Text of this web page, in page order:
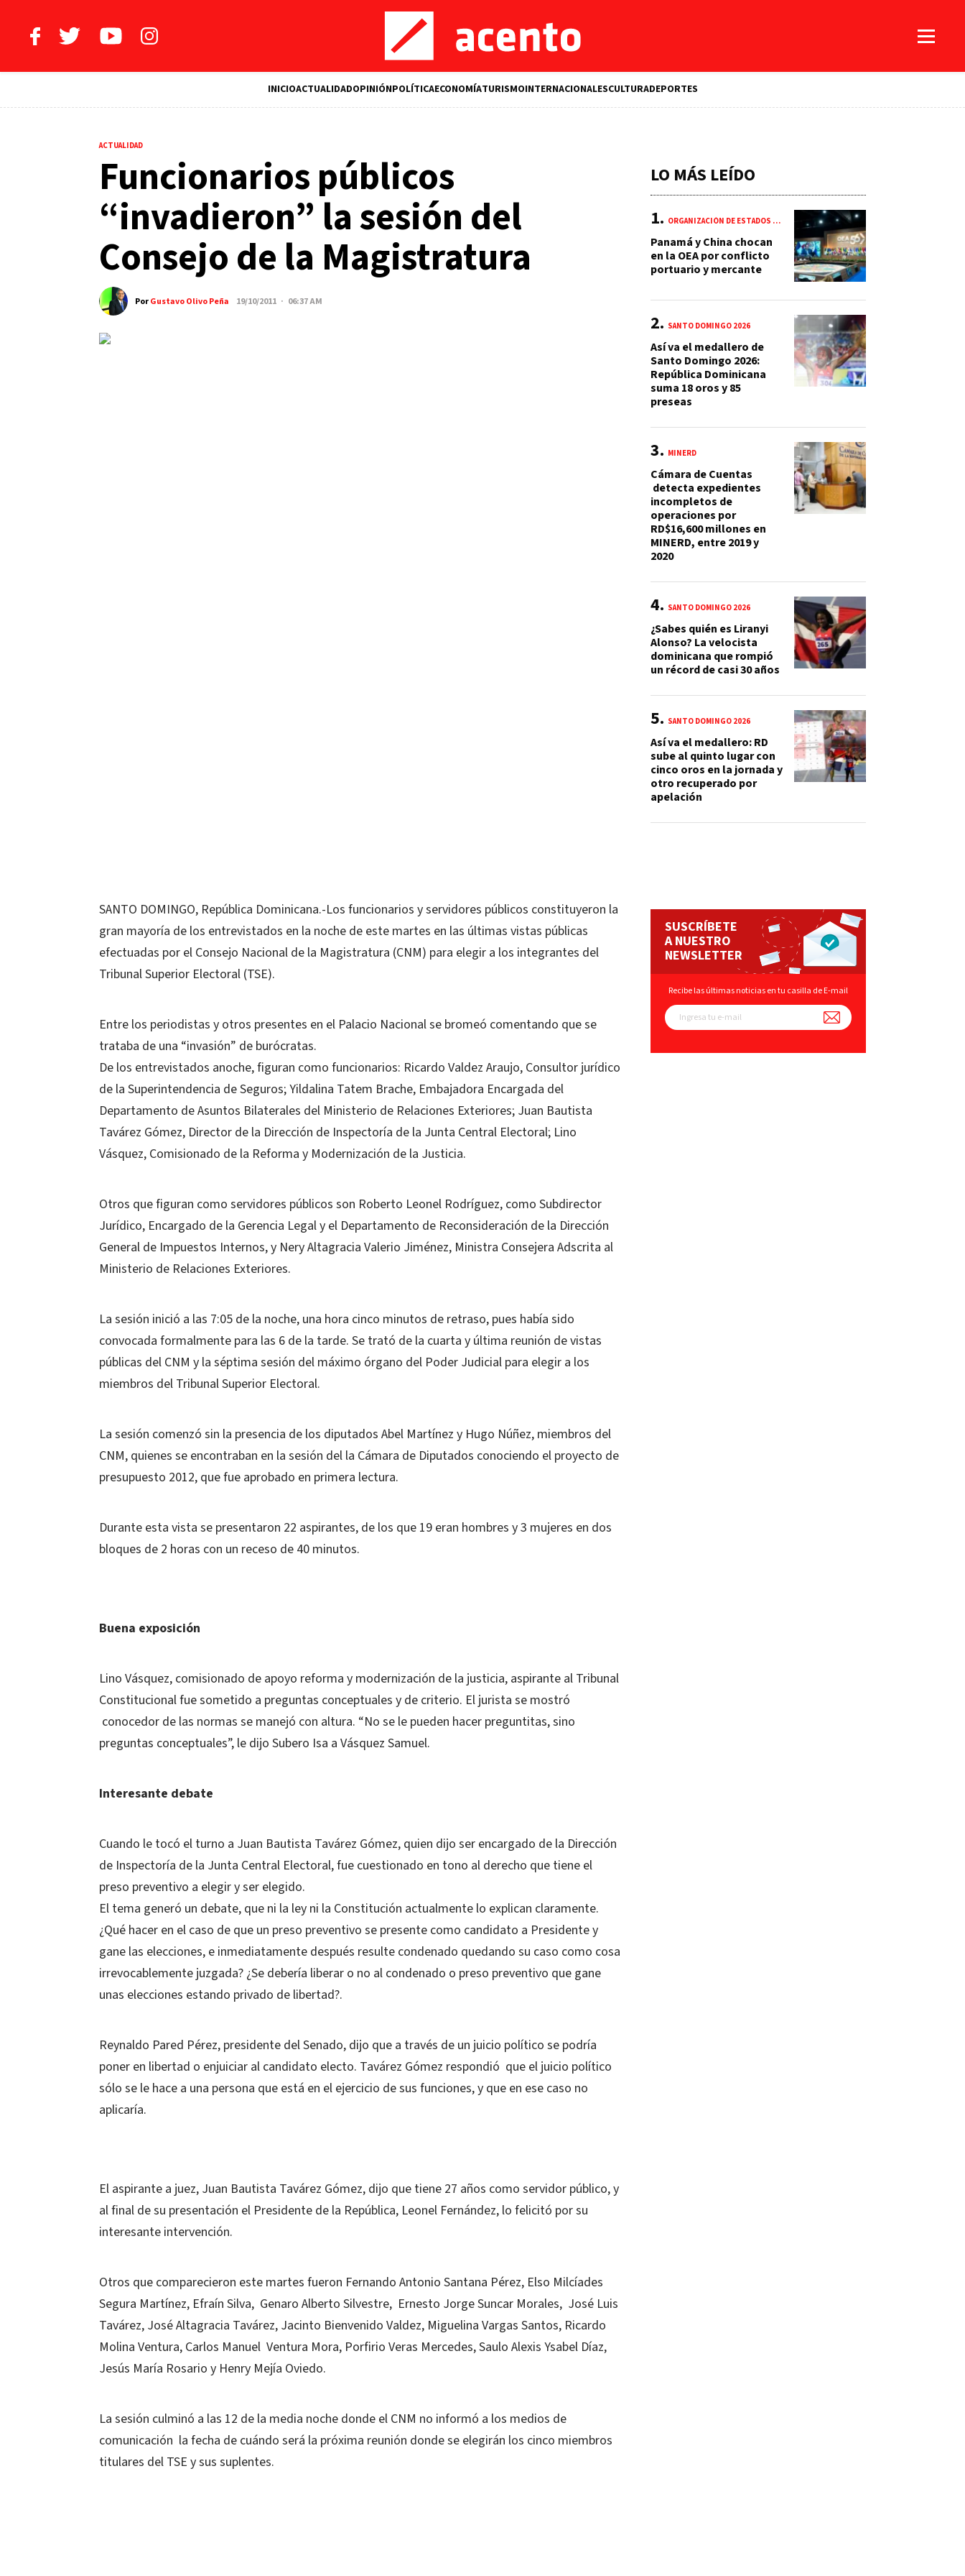
INICIOACTUALIDADOPINIÓNPOLÍTICAECONOMÍATURISMOINTERNACIONALESCULTURADEPORTES
ACTUALIDAD
Funcionarios públicos
“invadieron” la sesión del
Consejo de la Magistratura
PorGustavo Olivo Peña 19/10/2011 · 06:37 AM
SANTO DOMINGO, República Dominicana.-Los funcionarios y servidores públicos constituyeron la
gran mayoría de los entrevistados en la noche de este martes en las últimas vistas públicas
efectuadas por el Consejo Nacional de la Magistratura (CNM) para elegir a los integrantes del
Tribunal Superior Electoral (TSE).
Entre los periodistas y otros presentes en el Palacio Nacional se bromeó comentando que se
trataba de una “invasión” de burócratas.
De los entrevistados anoche, figuran como funcionarios: Ricardo Valdez Araujo, Consultor jurídico
de la Superintendencia de Seguros; Yildalina Tatem Brache, Embajadora Encargada del
Departamento de Asuntos Bilaterales del Ministerio de Relaciones Exteriores; Juan Bautista
Tavárez Gómez, Director de la Dirección de Inspectoría de la Junta Central Electoral; Lino
Vásquez, Comisionado de la Reforma y Modernización de la Justicia.
Otros que figuran como servidores públicos son Roberto Leonel Rodríguez, como Subdirector
Jurídico, Encargado de la Gerencia Legal y el Departamento de Reconsideración de la Dirección
General de Impuestos Internos, y Nery Altagracia Valerio Jiménez, Ministra Consejera Adscrita al
Ministerio de Relaciones Exteriores.
La sesión inició a las 7:05 de la noche, una hora cinco minutos de retraso, pues había sido
convocada formalmente para las 6 de la tarde. Se trató de la cuarta y última reunión de vistas
públicas del CNM y la séptima sesión del máximo órgano del Poder Judicial para elegir a los
miembros del Tribunal Superior Electoral.
La sesión comenzó sin la presencia de los diputados Abel Martínez y Hugo Núñez, miembros del
CNM, quienes se encontraban en la sesión del la Cámara de Diputados conociendo el proyecto de
presupuesto 2012, que fue aprobado en primera lectura.
Durante esta vista se presentaron 22 aspirantes, de los que 19 eran hombres y 3 mujeres en dos
bloques de 2 horas con un receso de 40 minutos.
Buena exposición
Lino Vásquez, comisionado de apoyo reforma y modernización de la justicia, aspirante al Tribunal
Constitucional fue sometido a preguntas conceptuales y de criterio. El jurista se mostró
conocedor de las normas se manejó con altura. “No se le pueden hacer preguntitas, sino
preguntas conceptuales”, le dijo Subero Isa a Vásquez Samuel.
Interesante debate
Cuando le tocó el turno a Juan Bautista Tavárez Gómez, quien dijo ser encargado de la Dirección
de Inspectoría de la Junta Central Electoral, fue cuestionado en tono al derecho que tiene el
preso preventivo a elegir y ser elegido.
El tema generó un debate, que ni la ley ni la Constitución actualmente lo explican claramente.
¿Qué hacer en el caso de que un preso preventivo se presente como candidato a Presidente y
gane las elecciones, e inmediatamente después resulte condenado quedando su caso como cosa
irrevocablemente juzgada? ¿Se debería liberar o no al condenado o preso preventivo que gane
unas elecciones estando privado de libertad?.
Reynaldo Pared Pérez, presidente del Senado, dijo que a través de un juicio político se podría
poner en libertad o enjuiciar al candidato electo. Tavárez Gómez respondió que el juicio político
sólo se le hace a una persona que está en el ejercicio de sus funciones, y que en ese caso no
aplicaría.
El aspirante a juez, Juan Bautista Tavárez Gómez, dijo que tiene 27 años como servidor público, y
al final de su presentación el Presidente de la República, Leonel Fernández, lo felicitó por su
interesante intervención.
Otros que comparecieron este martes fueron Fernando Antonio Santana Pérez, Elso Milcíades
Segura Martínez, Efraín Silva, Genaro Alberto Silvestre, Ernesto Jorge Suncar Morales, José Luis
Tavárez, José Altagracia Tavárez, Jacinto Bienvenido Valdez, Miguelina Vargas Santos, Ricardo
Molina Ventura, Carlos Manuel Ventura Mora, Porfirio Veras Mercedes, Saulo Alexis Ysabel Díaz,
Jesús María Rosario y Henry Mejía Oviedo.
La sesión culminó a las 12 de la media noche donde el CNM no informó a los medios de
comunicación la fecha de cuándo será la próxima reunión donde se elegirán los cinco miembros
titulares del TSE y sus suplentes.
LO MÁS LEÍDO
ORGANIZACIÓN DE ESTADOS AMERICANOS (OEA)
Panamá y China chocan
en la OEA por conflicto
portuario y mercante
SANTO DOMINGO 2026
Así va el medallero de
Santo Domingo 2026:
República Dominicana
suma 18 oros y 85
preseas
MINERD
Cámara de Cuentas
detecta expedientes
incompletos de
operaciones por
RD$16,600 millones en
MINERD, entre 2019 y
2020
SANTO DOMINGO 2026
¿Sabes quién es Liranyi
Alonso? La velocista
dominicana que rompió
un récord de casi 30 años
SANTO DOMINGO 2026
Así va el medallero: RD
sube al quinto lugar con
cinco oros en la jornada y
otro recuperado por
apelación
SUSCRÍBETE
A NUESTRO
NEWSLETTER
Recibe las últimas noticias en tu casilla de E-mail